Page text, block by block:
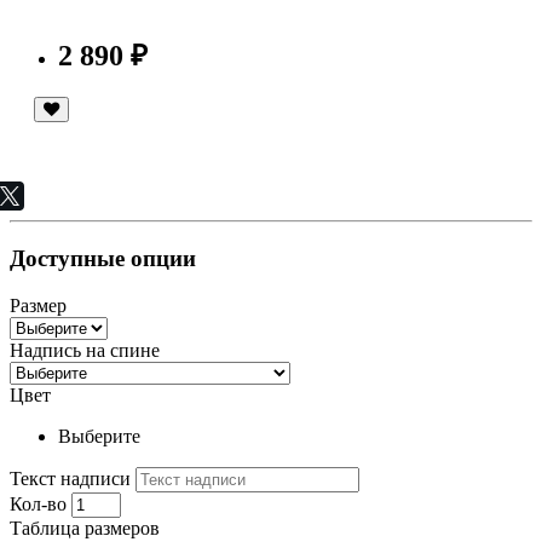
2 890 ₽
Доступные опции
Размер
Надпись на спине
Цвет
Выберите
Текст надписи
Кол-во
Таблица размеров